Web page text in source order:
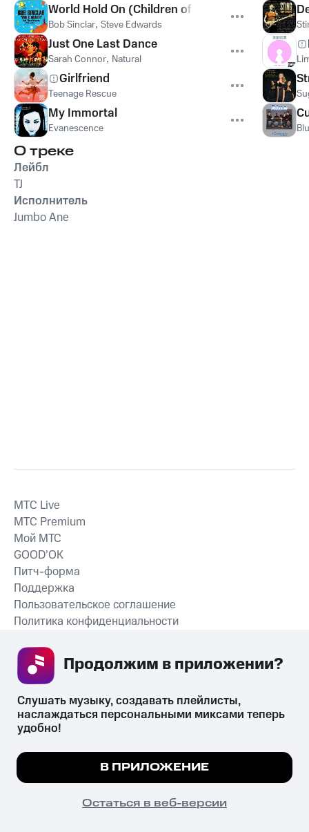
World Hold On (Children of the Sky)
Bob Sinclar, Steve Edwards
Just One Last Dance
Sarah Connor, Natural
Girlfriend
Teenage Rescue
My Immortal
Evanescence
О треке
Лейбл
TJ
Исполнитель
Jumbo Ane
СКАЧАТЬ ПРИЛОЖЕНИЕ
MTС Live
MTС Premium
Мой МТС
GOOD’OK
Питч-форма
Поддержка
Пользовательское соглашение
Политика конфиденциальности
психотропных веществ, их аналогов причиняет вред здоровью,
их незаконный оборот запрещён и влечёт установленную
законодательством ответственность.
© 2026 ООО «КИОН».
Все права защищены
Мы используем куки, чтобы на сайте все
Подробнее
ПОНЯТНО
Слушать музыку, создавать плейлисты,
наслаждаться персональными миксами теперь
удобно!
В ПРИЛОЖЕНИЕ
Остаться в веб-версии